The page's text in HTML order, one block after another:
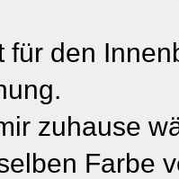
für den
zuhause
Farbe